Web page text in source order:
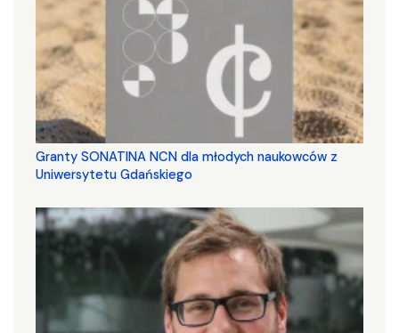
Granty SONATINA NCN dla młodych naukowców z
Uniwersytetu Gdańskiego